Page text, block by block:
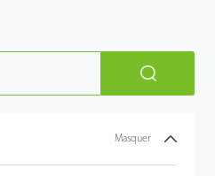
Masquer